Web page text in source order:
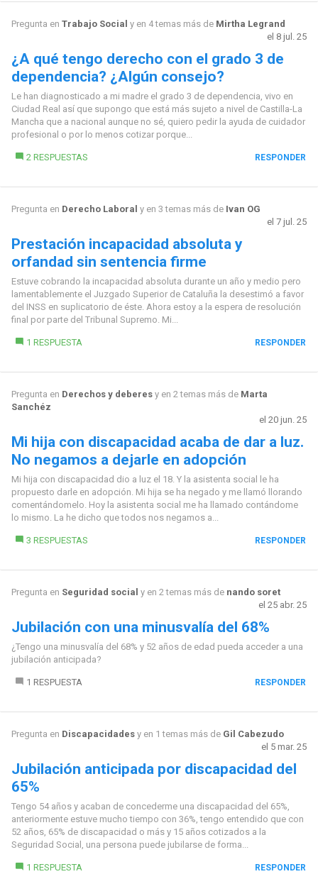
Pregunta en Trabajo Social y en 4 temas más de Mirtha Legrand
el 8 jul. 25
¿A qué tengo derecho con el grado 3 de
dependencia? ¿Algún consejo?
Le han diagnosticado a mi madre el grado 3 de dependencia, vivo en
Ciudad Real así que supongo que está más sujeto a nivel de Castilla-La
Mancha que a nacional aunque no sé, quiero pedir la ayuda de cuidador
profesional o por lo menos cotizar porque...
2 RESPUESTAS RESPONDER
Pregunta en Derecho Laboral y en 3 temas más de Ivan OG
el 7 jul. 25
Prestación incapacidad absoluta y
orfandad sin sentencia firme
Estuve cobrando la incapacidad absoluta durante un año y medio pero
lamentablemente el Juzgado Superior de Cataluña la desestimó a favor
del INSS en suplicatorio de éste. Ahora estoy a la espera de resolución
final por parte del Tribunal Supremo. Mi...
1 RESPUESTA RESPONDER
Pregunta en Derechos y deberesy en 2 temas más de Marta
Sanchéz
el 20 jun. 25
Mi hija con discapacidad acaba de dar a luz.
No negamos a dejarle en adopción
Mi hija con discapacidad dio a luz el 18. Y la asistenta social le ha
propuesto darle en adopción. Mi hija se ha negado y me llamó llorando
comentándomelo. Hoy la asistenta social me ha llamado contándome
lo mismo. La he dicho que todos nos negamos a...
3 RESPUESTAS RESPONDER
Pregunta en Seguridad social y en 2 temas más de nando soret
el 25 abr. 25
Jubilación con una minusvalía del 68%
¿Tengo una minusvalía del 68% y 52 años de edad pueda acceder a una
jubilación anticipada?
1 RESPUESTA RESPONDER
Pregunta en Discapacidadesy en 1 temas más de Gil Cabezudo
el 5 mar. 25
Jubilación anticipada por discapacidad del
65%
Tengo 54 años y acaban de concederme una discapacidad del 65%,
anteriormente estuve mucho tiempo con 36%, tengo entendido que con
52 años, 65% de discapacidad o más y 15 años cotizados a la
Seguridad Social, una persona puede jubilarse de forma...
1 RESPUESTA RESPONDER